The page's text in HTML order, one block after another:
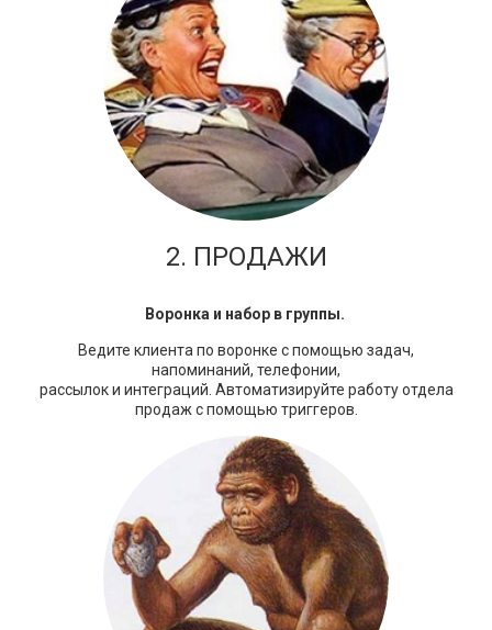
2. ПРОДАЖИ
Воронка и набор в группы.
Ведите клиента по воронке с помощью задач,
напоминаний, телефонии,
рассылок и интеграций. Автоматизируйте работу отдела
продаж с помощью триггеров.